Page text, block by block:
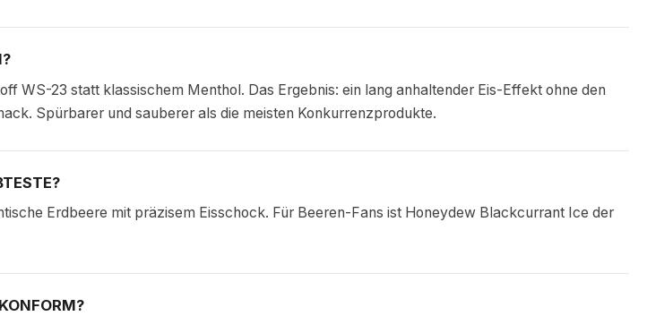
WS-23 statt klassischem Menthol. Das Ergebnis: ein lang anhaltender Eis-Effekt ohne den
Spürbarer und sauberer als die meisten Konkurrenzprodukte.
Erdbeere mit präzisem Eisschock. Für Beeren-Fans ist Honeydew Blackcurrant Ice der